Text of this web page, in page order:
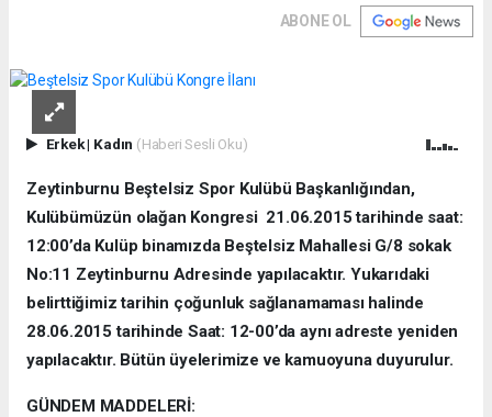
ABONE OL
Erkek| Kadın (Haberi Sesli Oku)
Zeytinburnu Beştelsiz Spor Kulübü Başkanlığından,
Kulübümüzün olağan Kongresi 21.06.2015 tarihinde saat:
12:00’da Kulüp binamızda Beştelsiz Mahallesi G/8 sokak
No:11 Zeytinburnu Adresinde yapılacaktır. Yukarıdaki
belirttiğimiz tarihin çoğunluk sağlanamaması halinde
28.06.2015 tarihinde Saat: 12-00’da aynı adreste yeniden
yapılacaktır. Bütün üyelerimize ve kamuoyuna duyurulur.
GÜNDEM MADDELERİ: